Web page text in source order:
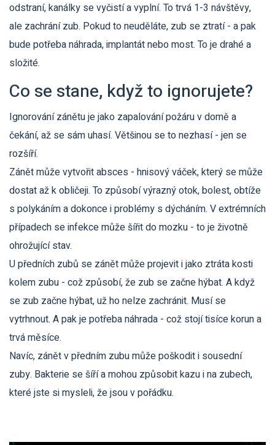
odstraní, kanálky se vyčistí a vyplní. To trvá 1-3 návštěvy,
ale zachrání zub. Pokud to neuděláte, zub se ztratí - a pak
bude potřeba náhrada, implantát nebo most. To je drahé a
složité.
Co se stane, když to ignorujete?
Ignorování zánětu je jako zapalování požáru v domě a
čekání, až se sám uhasí. Většinou se to nezhasí - jen se
rozšíří.
Zánět může vytvořit absces - hnisový váček, který se může
dostat až k obličeji. To způsobí výrazný otok, bolest, obtíže
s polykáním a dokonce i problémy s dýcháním. V extrémních
případech se infekce může šířit do mozku - to je životně
ohrožující stav.
U předních zubů se zánět může projevit i jako ztráta kosti
kolem zubu - což způsobí, že zub se začne hýbat. A když
se zub začne hýbat, už ho nelze zachránit. Musí se
vytrhnout. A pak je potřeba náhrada - což stojí tisíce korun a
trvá měsíce.
Navíc, zánět v předním zubu může poškodit i sousední
zuby. Bakterie se šíří a mohou způsobit kazu i na zubech,
které jste si mysleli, že jsou v pořádku.